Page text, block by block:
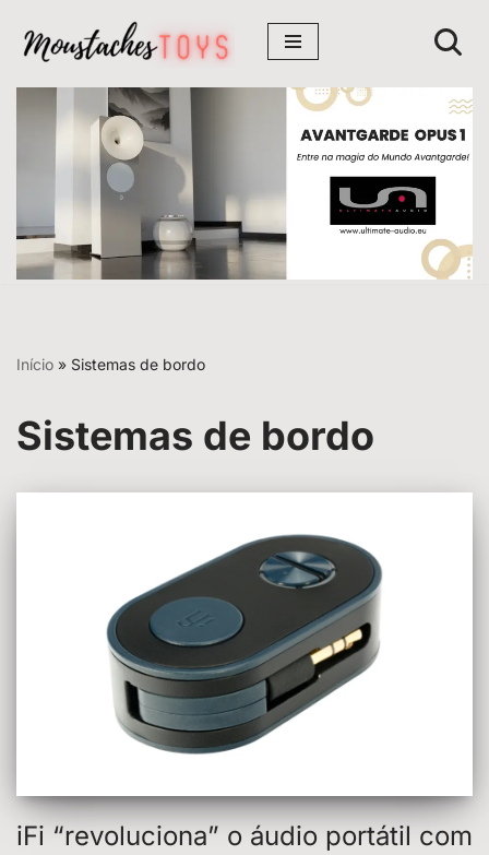
Avançar
para
conteúdo
Início » Sistemas de bordo
Sistemas de bordo
iFi “revoluciona” o áudio portátil com